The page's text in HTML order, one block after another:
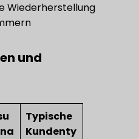
Wiederherstellung
und
Typische
Kundenty